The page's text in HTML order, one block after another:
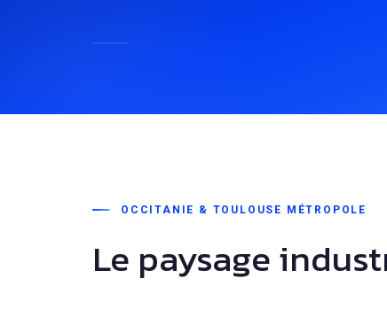
OCCITANIE & TOULOUSE MÉTROPOLE
Le paysage